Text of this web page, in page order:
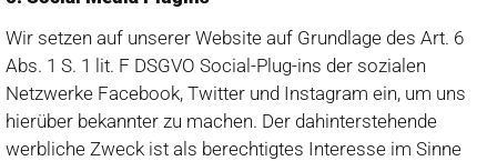
Wir setzen auf unserer Website auf Grundlage des Art. 6
Abs. 1 S. 1 lit. F DSGVO Social-Plug-ins der sozialen
Netzwerke Facebook, Twitter und Instagram ein, um uns
hierüber bekannter zu machen. Der dahinterstehende
werbliche Zweck ist als berechtigtes Interesse im Sinne